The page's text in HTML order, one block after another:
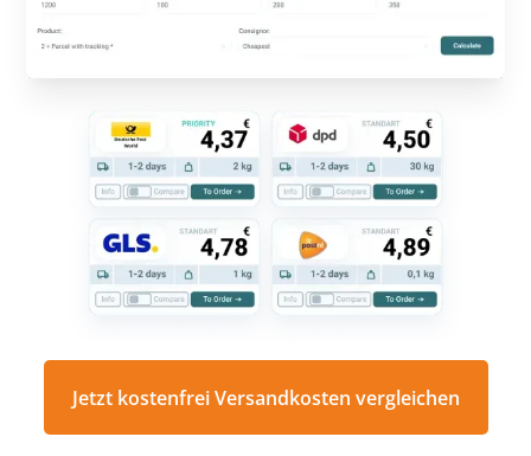
Jetzt kostenfrei Versandkosten vergleichen